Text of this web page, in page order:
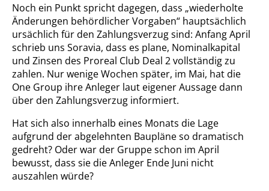
Noch ein Punkt spricht dagegen, dass „wiederholte
Änderungen behördlicher Vorgaben“ hauptsächlich
ursächlich für den Zahlungsverzug sind: Anfang April
schrieb uns Soravia, dass es plane, Nominalkapital
und Zinsen des Proreal Club Deal 2 vollständig zu
zahlen. Nur wenige Wochen später, im Mai, hat die
One Group ihre Anleger laut eigener Aussage dann
über den Zahlungsverzug informiert.
Hat sich also innerhalb eines Monats die Lage
aufgrund der abgelehnten Baupläne so dramatisch
gedreht? Oder war der Gruppe schon im April
bewusst, dass sie die Anleger Ende Juni nicht
auszahlen würde?